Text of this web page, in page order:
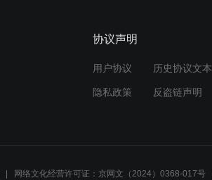
协议声明
用户协议 历史协议文本
隐私政策 反盗链声明
网络文化经营许可证：京网文（2024）0368-017号